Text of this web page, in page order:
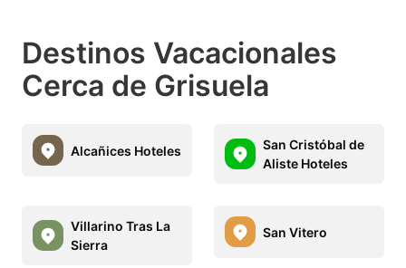
Destinos Vacacionales
Cerca de Grisuela
Alcañices Hoteles
San Cristóbal de
Aliste Hoteles
Villarino Tras La
Sierra
San Vitero